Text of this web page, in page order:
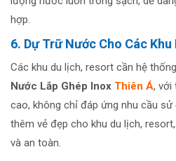
hợp.
6. Dự Trữ Nước Cho Các
Các khu du lịch, resort cần hệ
Nước Lắp Ghép Inox Thiên Á, với
cao, không chỉ đáp ứng nhu cầu
thêm vẻ đẹp cho khu du lịch,
và an toàn.